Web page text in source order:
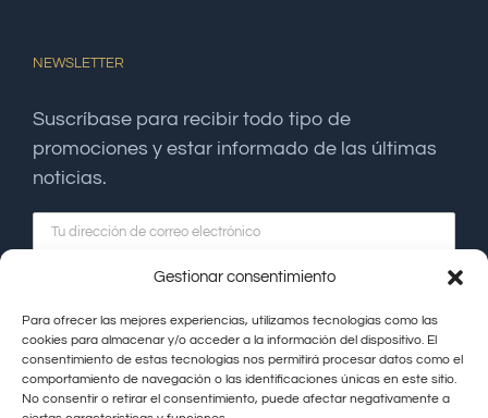
Gestionar consentimiento
Para ofrecer las mejores experiencias, utilizamos tecnologías como las
cookies para almacenar y/o acceder a la información del dispositivo. El
consentimiento de estas tecnologías nos permitirá procesar datos como el
comportamiento de navegación o las identificaciones únicas en este sitio.
No consentir o retirar el consentimiento, puede afectar negativamente a
NEWSLETTER
Suscríbase para recibir todo tipo de
promociones y estar informado de las últimas
noticias.